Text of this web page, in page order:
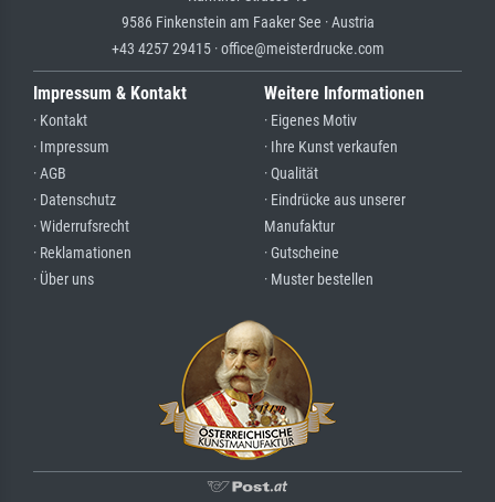
9586 Finkenstein am Faaker See · Austria
+43 4257 29415 · office@meisterdrucke.com
Impressum & Kontakt
· Kontakt
· Impressum
· AGB
· Datenschutz
· Widerrufsrecht
· Reklamationen
· Über uns
Weitere Informationen
· Eigenes Motiv
· Ihre Kunst verkaufen
· Qualität
· Eindrücke aus unserer
Manufaktur
· Gutscheine
· Muster bestellen